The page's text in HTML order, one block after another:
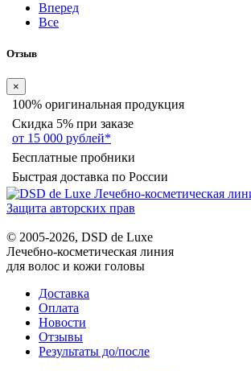
Вперед
Все
Отзыв
×
100% оригинальная продукция
Скидка 5% при заказе
от 15 000 рублей*
Бесплатные пробники
Быстрая доставка по России
Защита авторских прав
© 2005-2026, DSD de Luxe
Лечебно-косметическая линия
для волос и кожи головы
Доставка
Оплата
Новости
Отзывы
Результаты до/после